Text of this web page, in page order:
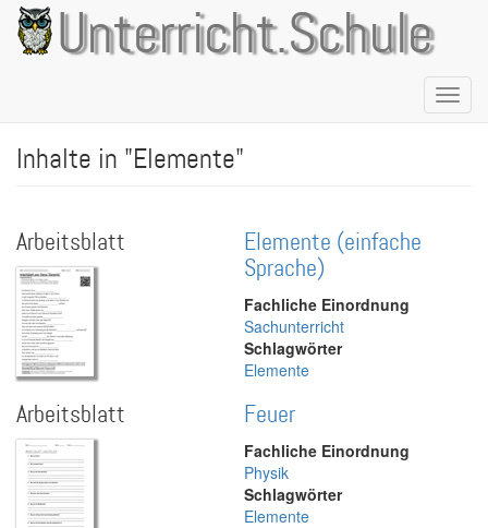
Direkt
zum
Inhalt
Unterricht.Schule
Inhalte in "Elemente"
Arbeitsblatt
Elemente (einfache
Sprache)
Fachliche Einordnung
Sachunterricht
Schlagwörter
Elemente
Arbeitsblatt Feuer
Fachliche Einordnung
Physik
Schlagwörter
Elemente